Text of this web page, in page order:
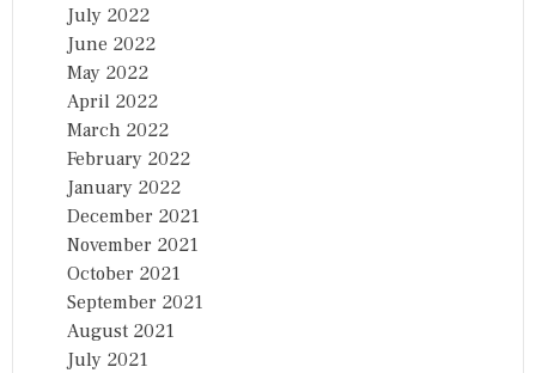
July 2022
June 2022
May 2022
April 2022
March 2022
February 2022
January 2022
December 2021
November 2021
October 2021
September 2021
August 2021
July 2021